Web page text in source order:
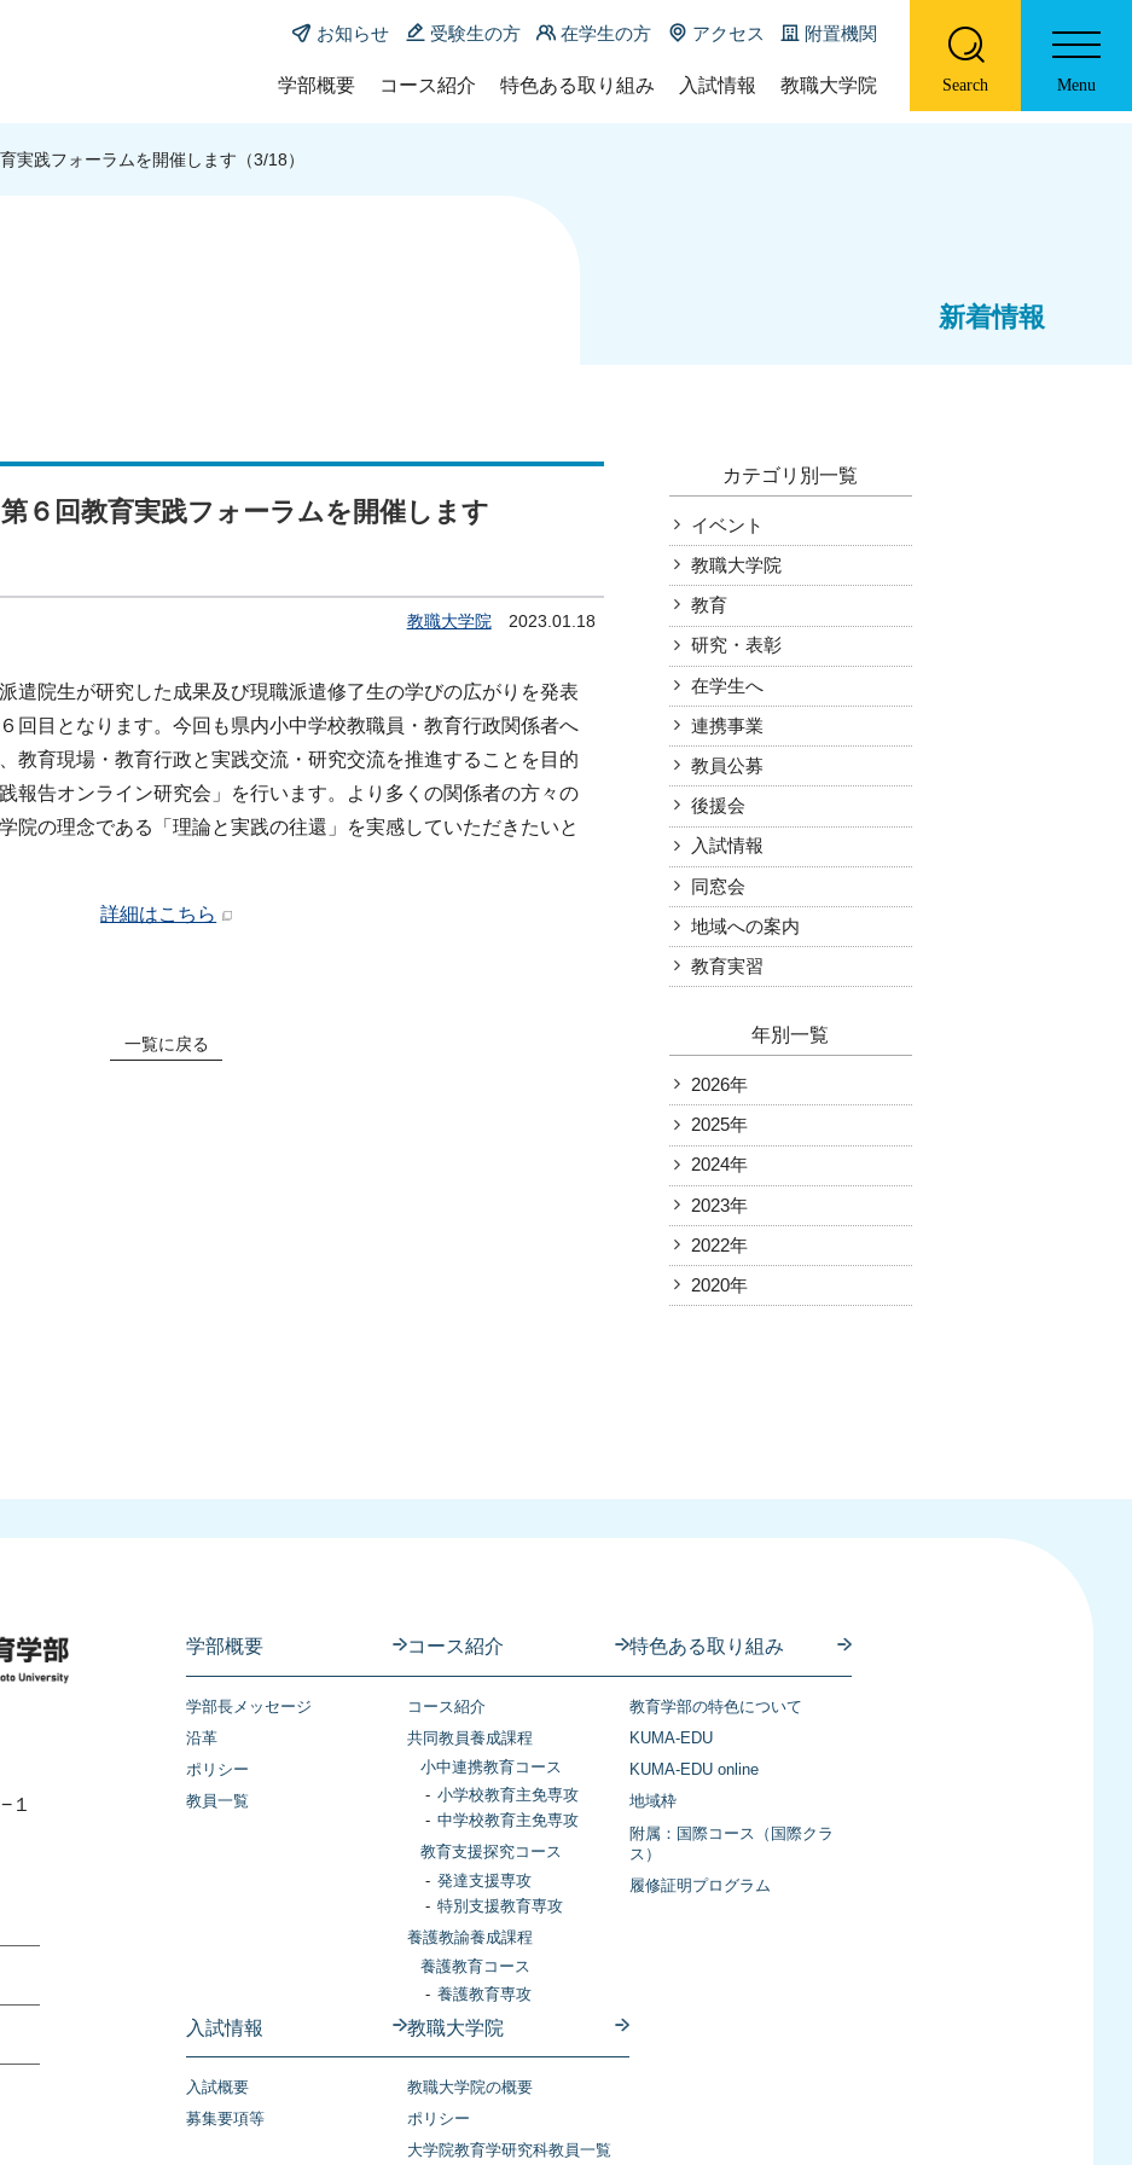
お知らせ 受験生の方 在学生の方 アクセス 附置機関
学部概要 コース紹介 特色ある取り組み 入試情報 教職大学院
履修証明プログラム
Search
実践フォーラムを開催します（3/18）
新着情報
６回教育実践フォーラムを開催します
教職大学院 2023.01.18
遣院生が研究した成果及び現職派遣修了生の学びの広がりを発表
回目となります。今回も県内小中学校教職員・教育行政関係者へ
教育現場・教育行政と実践交流・研究交流を推進することを目的
報告オンライン研究会」を行います。より多くの関係者の方々の
院の理念である「理論と実践の往還」を実感していただきたいと
詳細はこちら
一覧に戻る
カテゴリ別一覧
イベント
教職大学院
教育
研究・表彰
在学生へ
連携事業
教員公募
後援会
入試情報
同窓会
地域への案内
教育実習
年別一覧
2026年
2025年
2024年
2023年
2022年
2020年
１
学部概要
学部長メッセージ
沿革
ポリシー
教員一覧
コース紹介
コース紹介
共同教員養成課程
小中連携教育コース
小学校教育主免専攻
中学校教育主免専攻
教育支援探究コース
発達支援専攻
特別支援教育専攻
養護教諭養成課程
養護教育コース
養護教育専攻
特色ある取り組み
教育学部の特色について
KUMA-EDU
KUMA-EDU online
地域枠
附属：国際コース（国際クラ
ス）
履修証明プログラム
入試情報
入試概要
募集要項等
教職大学院
教職大学院の概要
ポリシー
大学院教育学研究科教員一覧
Menu
コース紹介
お知らせ
受験生の方
在学生の方
附属機関